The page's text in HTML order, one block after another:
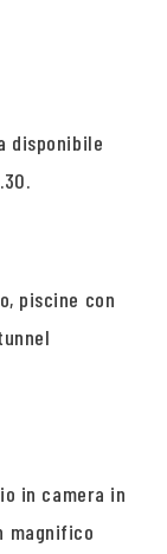
disponibile
piscine con
in camera in
magnifico